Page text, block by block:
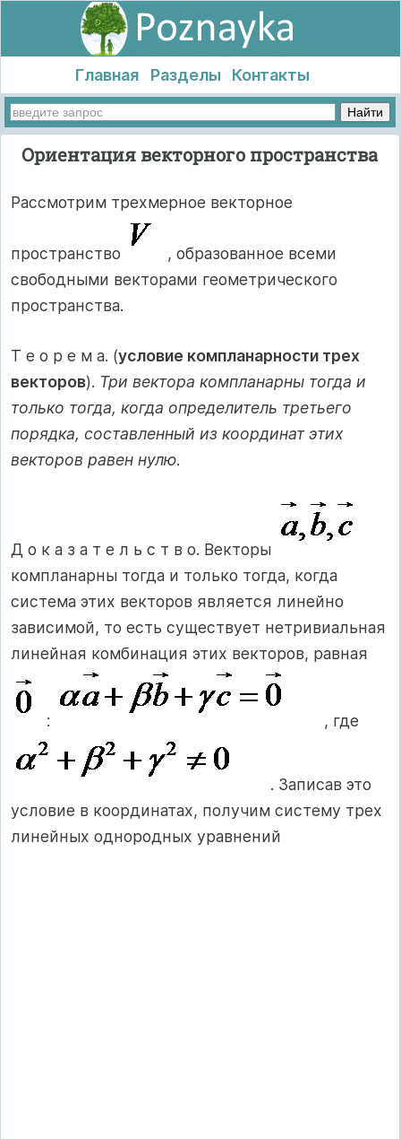
Главная Разделы Контакты
Ориентация векторного пространства
Рассмотрим трехмерное векторное
пространство
, образованное всеми
свободными векторами геометрического
пространства.
Т е о р е м а. (условие компланарности трех
векторов). Три вектора компланарны тогда и
только тогда, когда определитель третьего
порядка, составленный из координат этих
векторов равен нулю.
Д о к а з а т е л ь с т в о. Векторы
компланарны тогда и только тогда, когда
система этих векторов является линейно
зависимой, то есть существует нетривиальная
линейная комбинация этих векторов, равная
: , где
. Записав это
условие в координатах, получим систему трех
линейных однородных уравнений